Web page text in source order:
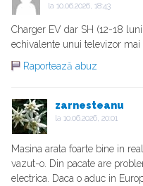
la 10.06.2026, 18:43
Charger EV dar SH (12-18
echivalente unui televizor mai
Raportează abuz
zarnesteanu
la 10.06.2026, 20:01
Masina arata foarte bine in
vazut-o. Din pacate are
electrica. Daca o aduc in